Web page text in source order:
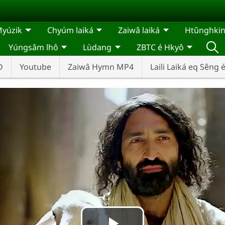
Youtube Zaiwâ Hymn MP4 Laili Laiká eq Sêng
Chyúm laiká Zaiwâ laiká
Yúngsâm lhô
Lùdang ZBTC é Hkyô